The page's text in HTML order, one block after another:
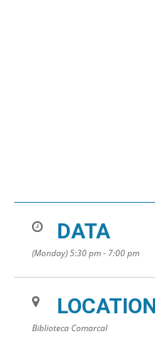
DATA
(Monday) 5:30 pm - 7:00 pm
Biblioteca Comarcal